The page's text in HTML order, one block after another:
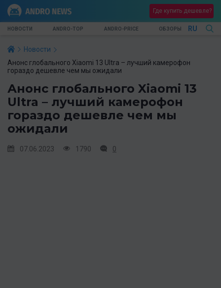
Где купить дешевле?
НОВОСТИ ANDRO-TOP ANDRO-PRICE ОБЗОРЫ RU
Новости
Анонс глобального Xiaomi 13 Ultra – лучший камерофон
гораздо дешевле чем мы ожидали
Анонс глобального Xiaomi 13
Ultra – лучший камерофон
гораздо дешевле чем мы
ожидали
07.06.2023 1790 0